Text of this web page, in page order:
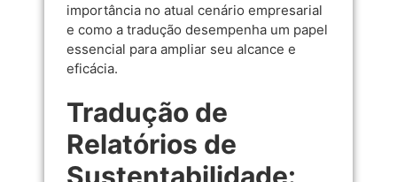
importância no atual cenário empresarial
e como a tradução desempenha um papel
essencial para ampliar seu alcance e
eficácia.
Tradução de
Relatórios de
Sustentabilidade: